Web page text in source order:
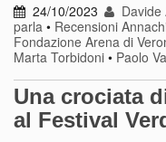
24/10/2023 Davide
parla • Recensioni
Fondazione Arena di
Marta Torbidoni • Paolo
Una crociata
al Festival